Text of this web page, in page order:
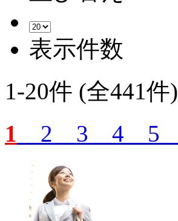
表示件数
1-20件 (全441件)
1
2 3 4 5